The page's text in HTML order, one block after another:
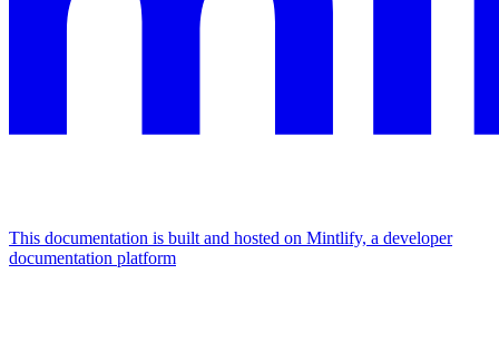
This documentation is built and hosted on Mintlify, a developer
documentation platform